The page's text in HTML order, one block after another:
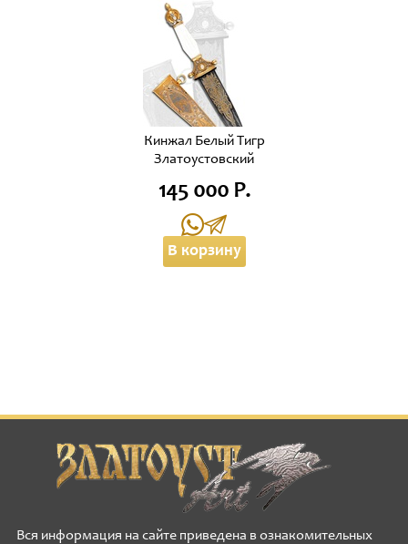
Кинжал Белый Тигр
Златоустовский
145 000 Р.
В корзину
Вся информация на сайте приведена в ознакомительных